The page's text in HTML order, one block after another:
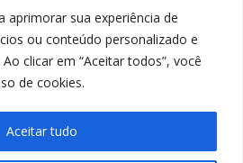
aprimorar sua experiência de
ou conteúdo personalizado e
clicar em “Aceitar todos”, você
de cookies.
Aceitar tudo